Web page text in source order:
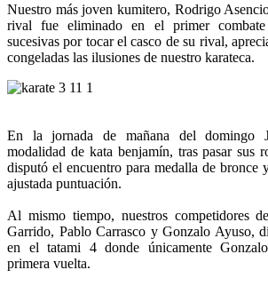
Nuestro más joven kumitero, Rodrigo
rival fue eliminado en el primer combate
sucesivas por tocar el casco de su rival,
congeladas las ilusiones de nuestro karateca.
En la jornada de mañana del domingo
modalidad de kata benjamín, tras pasar sus
disputó el encuentro para medalla de bronce
ajustada puntuación.
Al mismo tiempo, nuestros competidores
Garrido, Pablo Carrasco y Gonzalo Ayuso,
en el tatami 4 donde únicamente
primera vuelta.